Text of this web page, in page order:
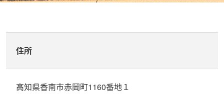
住所
高知県香南市赤岡町1160番地１